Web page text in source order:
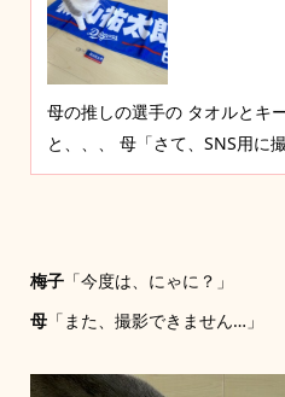
母の推しの選手の タオルとキ
と、、、 母「さて、SNS用に
梅子「今度は、にゃに？」
母「また、撮影できません…」